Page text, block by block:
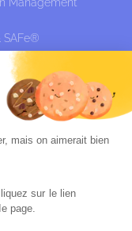
mais on aimerait bien
sur le lien
page.
SAFe®
: piloter